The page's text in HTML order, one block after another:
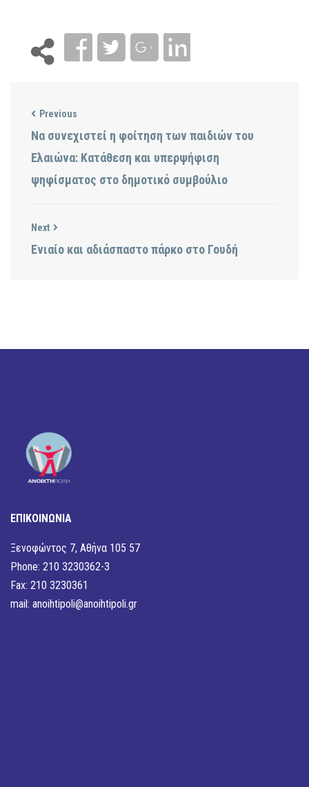
Previous
Να συνεχιστεί η φοίτηση των παιδιών του
Ελαιώνα: Κατάθεση και υπερψήφιση
ψηφίσματος στο δημοτικό συμβούλιο
Next
Ενιαίο και αδιάσπαστο πάρκο στο Γουδή
ΕΠΙΚΟΙΝΩΝΙΑ
Ξενοφώντος 7, Αθήνα 105 57
Phone: 210 3230362-3
Fax: 210 3230361
mail: anoihtipoli@anoihtipoli.gr